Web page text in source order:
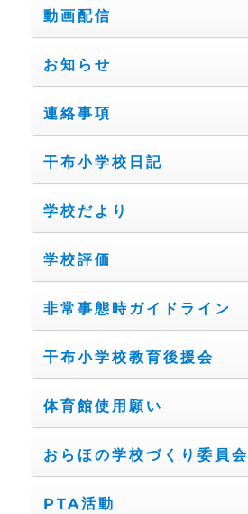
動画配信
お知らせ
連絡事項
干布小学校日記
学校だより
学校評価
非常事態時ガイドライン
干布小学校教育後援会
体育館使用願い
おらほの学校づくり委員会
PTA活動